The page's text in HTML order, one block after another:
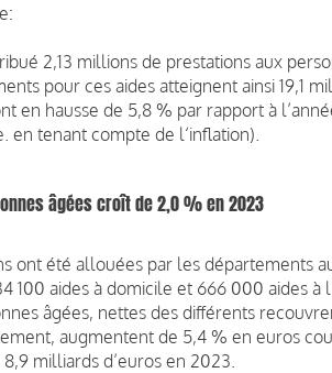
2,13 millions de prestations aux
pour ces aides atteignent ainsi 19,1
en hausse de 5,8 % par rapport à
en tenant compte de l‘inflation).
âgées croît de 2,0 % en 2023
ont été allouées par les départements
100 aides à domicile et 666 000 aides à
âgées, nettes des différents
augmentent de 5,4 % en euros
milliards d’euros en 2023.